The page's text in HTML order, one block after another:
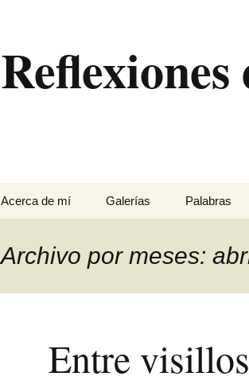
Acerca de mí Galerías
El Torcal entre la niebla
Palabras
Archivo por meses:
Entre visillos